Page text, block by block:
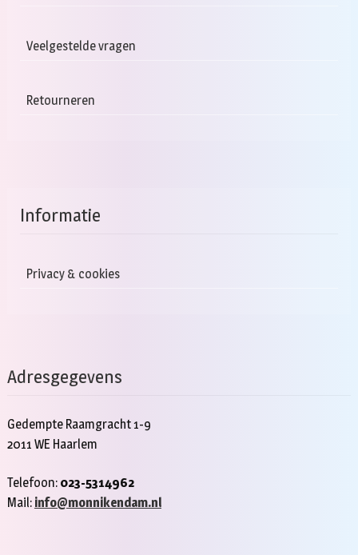
Veelgestelde vragen
Retourneren
Informatie
Privacy & cookies
Adresgegevens
Gedempte Raamgracht 1-9
2011 WE Haarlem
Telefoon: 023-5314962
Mail: info@monnikendam.nl